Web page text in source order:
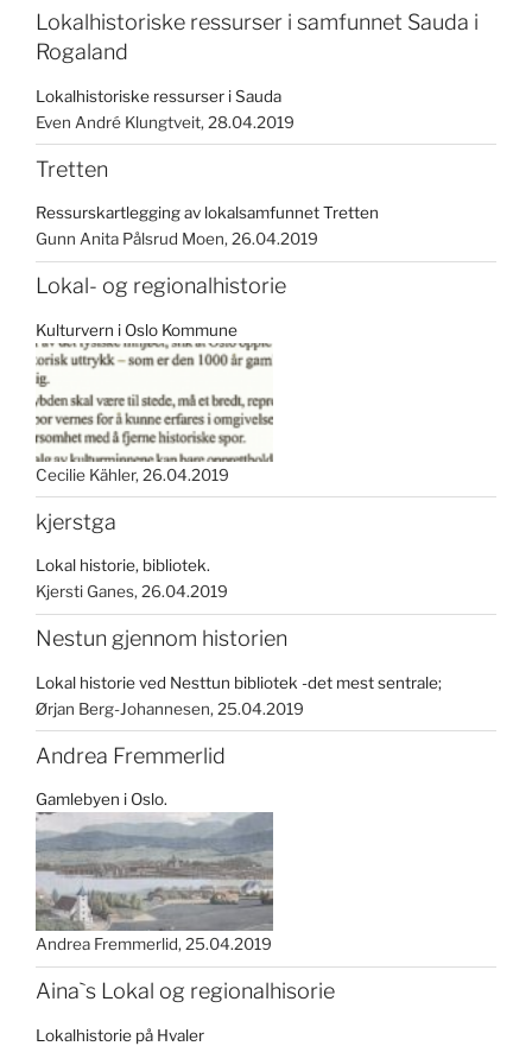
Lokalhistoriske ressurser i samfunnet Sauda i
Rogaland
Lokalhistoriske ressurser i Sauda
Even André Klungtveit 28.04.2019
Tretten
Ressurskartlegging av lokalsamfunnet Tretten
Gunn Anita Pålsrud Moen 26.04.2019
Lokal- og regionalhistorie
Kulturvern i Oslo Kommune
Cecilie Kähler 26.04.2019
kjerstga
Lokal historie, bibliotek.
Kjersti Ganes 26.04.2019
Nestun gjennom historien
Lokal historie ved Nesttun bibliotek -det mest sentrale;
Ørjan Berg-Johannesen 25.04.2019
Andrea Fremmerlid
Gamlebyen i Oslo.
Andrea Fremmerlid 25.04.2019
Aina`s Lokal og regionalhisorie
Lokalhistorie på Hvaler